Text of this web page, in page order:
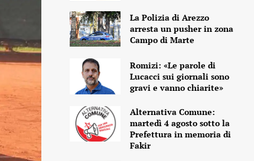
La Polizia di Arezzo
arresta un pusher in zona
Campo di Marte
Romizi: «Le parole di
Lucacci sui giornali sono
gravi e vanno chiarite»
Alternativa Comune:
martedì 4 agosto sotto la
Prefettura in memoria di
Fakir